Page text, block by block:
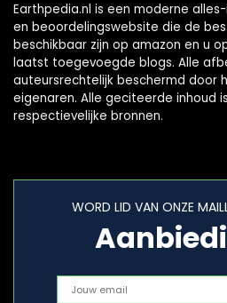
Earthpedia.nl is een moderne
en beoordelingswebsite die de
beschikbaar zijn op amazon en u
laatst toegevoegde blogs. Alle
auteursrechtelijk beschermd door
eigenaren. Alle geciteerde inhoud
respectievelijke bronnen.
WORD LID VAN ONZE